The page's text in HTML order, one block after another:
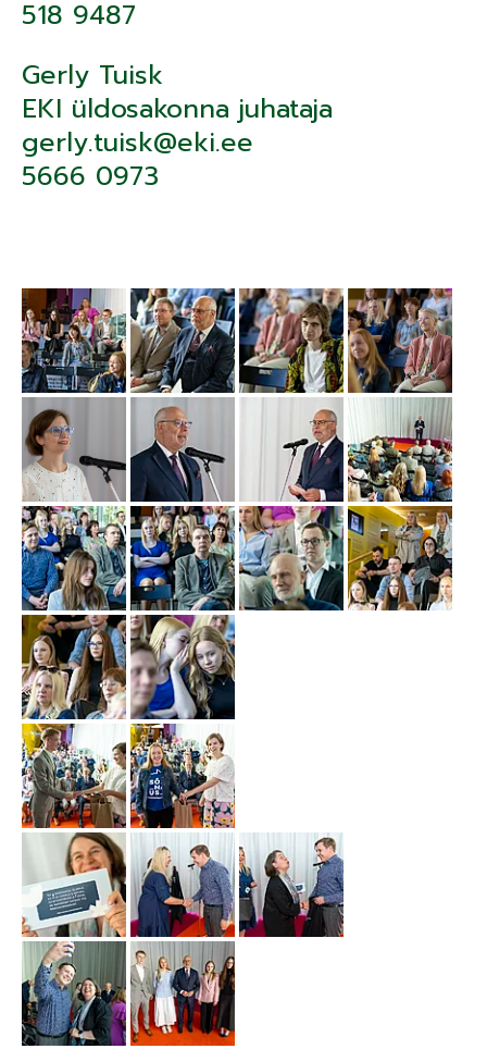
518 9487
Gerly Tuisk
EKI üldosakonna juhataja
gerly.tuisk@eki.ee
5666 0973